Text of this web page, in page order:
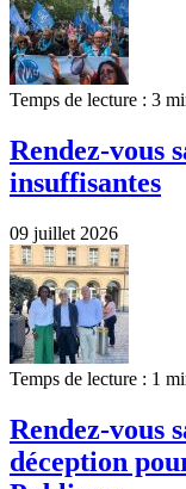
Temps de lecture : 3
Rendez-vous
insuffisantes
09 juillet 2026
Temps de lecture : 1
Rendez-vous
déception